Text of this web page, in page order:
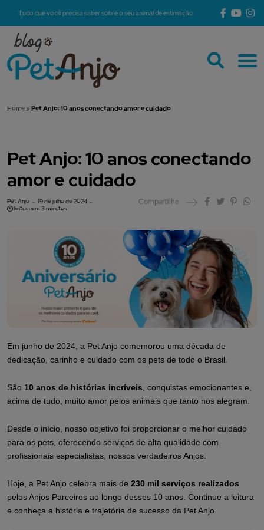
Tudo que você precisa saber sobre o seu animal de estimação
Home » Pet Anjo: 10 anos conectando amor e cuidado
Pet Anjo: 10 anos conectando
amor e cuidado
Pet Anjo
19 de julho de 2024
leitura em 3 minutos
Compartilhe
Em junho de 2024, a Pet Anjo comemorou uma década de
dedicação, carinho e cuidado com os pets de todo o Brasil.
São 10 anos de histórias incríveis , conquistas emocionantes e,
acima de tudo, muito amor pelos animais que tanto nos alegram.
Desde o início, nosso objetivo foi proporcionar o melhor cuidado
para os pets, oferecendo serviços de alta qualidade com
profissionais especialistas, nossos verdadeirosAnjos
Hoje, a Pet Anjo celebra mais de 230 mil serviços realizados
pelos Anjos Parceiros ao longo desses 10 anos. Continue a leitura
e conheça a história e trajetória de sucesso da Pet Anjo.